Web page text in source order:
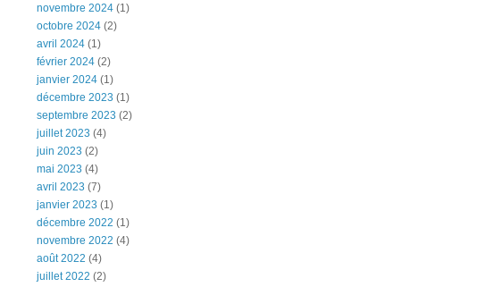
novembre 2024 (1)
octobre 2024 (2)
avril 2024 (1)
février 2024 (2)
janvier 2024 (1)
décembre 2023 (1)
septembre 2023 (2)
juillet 2023 (4)
juin 2023 (2)
mai 2023 (4)
avril 2023 (7)
janvier 2023 (1)
décembre 2022 (1)
novembre 2022 (4)
août 2022 (4)
juillet 2022 (2)